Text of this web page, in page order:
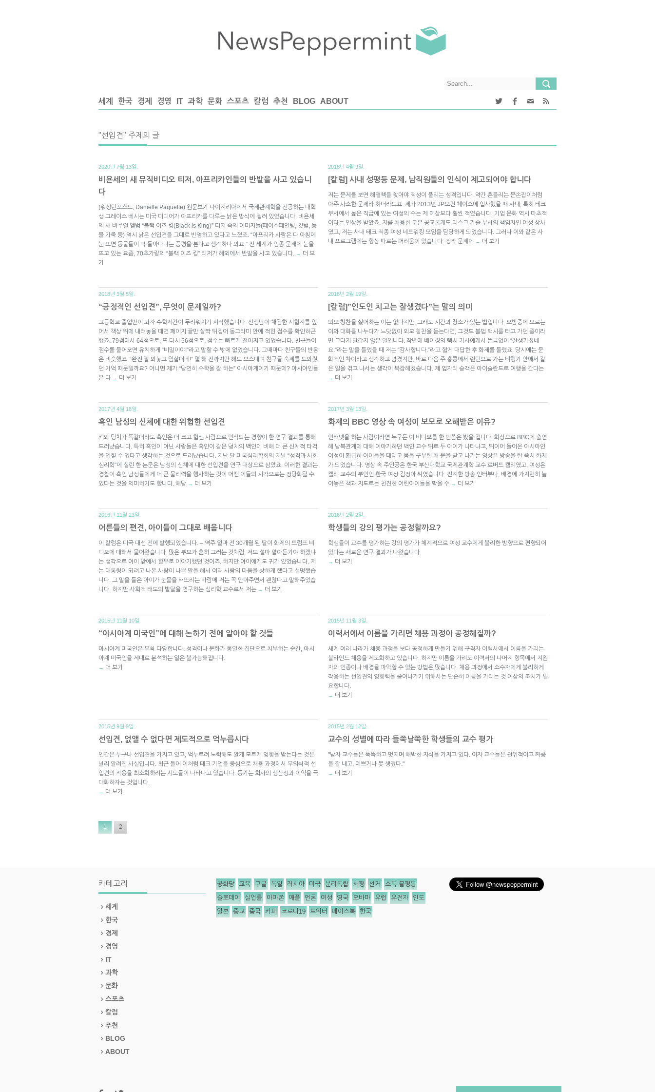
세계 한국 경제 경영 IT 과학 문화 스포츠 칼럼 추천 BLOG ABOUT
"선입견" 주제의 글
2020년 7월 13일.
비욘세의 새 뮤직비디오 티저, 아프리카인들의 반발을 사고 있습니
다
(워싱턴포스트, Danielle Paquette) 원문보기 나이지리아에서 국제관계학을 전공하는 대학
생 그레이스 베시는 미국 미디어가 아프리카를 다루는 낡은 방식에 질려 있었습니다. 비욘세
의 새 비주얼 앨범 “블랙 이즈 킹(Black is King)” 티저 속의 이미지들(페이스페인팅, 깃털, 동
물 가죽 등) 역시 낡은 선입견을 그대로 반영하고 있다고 느꼈죠. “아프리카 사람은 다 아침에
눈 뜨면 동물들이 막 돌아다니는 풍경을 본다고 생각하나 봐요.” 전 세계가 인종 문제에 눈을
뜨고 있는 요즘, 70초가량의 “블랙 이즈 킹” 티저가 해외에서 반발을 사고 있습니다. → 더 보
기
2018년 4월 9일.
[칼럼] 사내 성평등 문제, 남직원들의 인식이 제고되어야 합니다
저는 문제를 보면 해결책을 찾아야 직성이 풀리는 성격입니다. 약간 흔들리는 문손잡이처럼
아주 사소한 문제라 하더라도요. 제가 2013년 JP모건 체이스에 입사했을 때 사내, 특히 테크
부서에서 높은 직급에 있는 여성의 수는 제 예상보다 훨씬 적었습니다. 기업 문화 역시 마초적
이라는 인상을 받았죠. 저를 채용한 분은 공교롭게도 리스크 기술 부서의 책임자인 여성 상사
였고, 저는 사내 테크 직종 여성 네트워킹 모임을 담당하게 되었습니다. 그러나 이와 같은 사
내 프로그램에는 항상 따르는 어려움이 있습니다. 정작 문제에
→ 더 보기
2018년 3월 5일.
“긍정적인 선입견”, 무엇이 문제일까?
고등학교 졸업반이 되자 수학시간이 두려워지기 시작했습니다. 선생님이 채점한 시험지를 엎
어서 책상 위에 내려놓을 때면 페이지 끝만 살짝 뒤집어 동그라미 안에 적힌 점수를 확인하곤
했죠. 79점에서 64점으로, 또 다시 56점으로, 점수는 빠르게 떨어지고 있었습니다. 친구들이
점수를 물어오면 유치하게 “비밀이야!”라고 말할 수 밖에 없었습니다. 그때마다 친구들의 반응
은 비슷했죠. “완전 잘 봐놓고 엄살떠네!” 몇 해 전까지만 해도 으스대며 친구들 숙제를 도와줬
던 기억 때문일까요? 아니면 제가 “당연히 수학을 잘 하는” 아시아계이기 때문에? 아시아인들
은 다 → 더 보기
2018년 2월 19일.
[칼럼]”인도인 치고는 잘생겼다”는 말의 의미
외모 칭찬을 싫어하는 이는 없다지만, 그래도 시간과 장소가 있는 법입니다. 오밤중에 모르는
이와 대화를 나누다가 느닷없이 외모 칭찬을 듣는다면, 그것도 불법 택시를 타고 가던 중이라
면 그다지 달갑지 않은 일입니다. 작년에 베이징의 택시 기사에게서 뜬금없이 “잘생기셨네
요.”라는 말을 들었을 때 저는 “감사합니다.”라고 짧게 대답한 후 화제를 돌렸죠. 당시에는 문
화적인 차이라고 생각하고 넘겼지만, 바로 다음 주 홍콩에서 런던으로 가는 비행기 안에서 같
은 일을 겪고 나서는 생각이 복잡해졌습니다. 제 옆자리 승객은 아이슬란드로 여행을 간다는
→ 더 보기
2017년 4월 18일.
흑인 남성의 신체에 대한 위험한 선입견
키와 덩치가 똑같더라도 흑인은 더 크고 힘센 사람으로 인식되는 경향이 한 연구 결과를 통해
드러났습니다. 특히 흑인이 아닌 사람들은 흑인이 같은 덩치의 백인에 비해 더 큰 신체적 타격
을 입힐 수 있다고 생각하는 것으로 드러났습니다. 지난 달 미국심리학회의 저널 “성격과 사회
심리학”에 실린 한 논문은 남성의 신체에 대한 선입견을 연구 대상으로 삼았죠. 이러한 결과는
경찰이 흑인 남성들에게 더 큰 물리력을 행사하는 것이 어떤 이들의 시각으로는 정당화될 수
있다는 것을 의미하기도 합니다. 해당 → 더 보기
2017년 3월 13일.
화제의 BBC 영상 속 여성이 보모로 오해받은 이유?
인터넷을 하는 사람이라면 누구든 이 비디오를 한 번쯤은 봤을 겁니다. 화상으로 BBC에 출연
해 남북관계에 대해 이야기하던 백인 교수 뒤로 두 아이가 나타나고, 뒤이어 들어온 아시아인
여성이 황급히 아이들을 데리고 몸을 구부린 채 문을 닫고 나가는 영상은 방송을 탄 즉시 화제
가 되었습니다. 영상 속 주인공은 한국 부산대학교 국제관계학 교수 로버트 켈리였고, 여성은
켈리 교수의 부인인 한국 여성 김정아 씨였습니다. 진지한 방송 인터뷰나, 배경에 가지런히 늘
어놓은 책과 지도로는 천진한 어린아이들을 막을 수 → 더 보기
2016년 11월 23일.
어른들의 편견, 아이들이 그대로 배웁니다
이 칼럼은 미국 대선 전에 발행되었습니다. – 역주 얼마 전 30개월 된 딸이 화제의 트럼프 비
디오에 대해서 물어왔습니다. 많은 부모가 흔히 그러는 것처럼, 저도 설마 알아듣기야 하겠냐
는 생각으로 아이 앞에서 함부로 이야기했던 것이죠. 하지만 아이에게도 귀가 있었습니다. 저
는 대통령이 되려고 나온 사람이 나쁜 말을 해서 여러 사람의 마음을 상하게 했다고 설명했습
니다. 그 말을 들은 아이가 눈물을 터뜨리는 바람에 저는 꼭 안아주면서 괜찮다고 말해주었습
니다. 하지만 사회적 태도의 발달을 연구하는 심리학 교수로서 저는 → 더 보기
2016년 2월 2일.
학생들의 강의 평가는 공정할까요?
학생들이 교수를 평가하는 강의 평가가 체계적으로 여성 교수에게 불리한 방향으로 편향되어
있다는 새로운 연구 결과가 나왔습니다.
→ 더 보기
2015년 11월 10일.
“아시아계 미국인”에 대해 논하기 전에 알아야 할 것들
아시아계 미국인은 무척 다양합니다. 성격이나 문화가 동일한 집단으로 치부하는 순간, 아시
아계 미국인을 제대로 분석하는 일은 불가능해집니다.
→ 더 보기
2015년 11월 3일.
이력서에서 이름을 가리면 채용 과정이 공정해질까?
세계 여러 나라가 채용 과정을 보다 공정하게 만들기 위해 구직자 이력서에서 이름을 가리는
블라인드 채용을 제도화하고 있습니다. 하지만 이름을 가려도 이력서의 나머지 항목에서 지원
자의 인종이나 배경을 파악할 수 있는 방법은 많습니다. 채용 과정에서 소수자에게 불리하게
작용하는 선입견의 영향력을 줄여나가기 위해서는 단순히 이름을 가리는 것 이상의 조치가 필
요합니다.
→ 더 보기
2015년 9월 9일.
선입견, 없앨 수 없다면 제도적으로 억누릅시다
인간은 누구나 선입견을 가지고 있고, 억누르려 노력해도 알게 모르게 영향을 받는다는 것은
널리 알려진 사실입니다. 최근 들어 이처럼 테크 기업을 중심으로 채용 과정에서 무의식적 선
입견의 작용을 최소화하려는 시도들이 나타나고 있습니다. 동기는 회사의 생산성과 이익을 극
대화하자는 것입니다.
→ 더 보기
2015년 2월 12일.
교수의 성별에 따라 들쭉날쭉한 학생들의 교수 평가
"남자 교수들은 똑똑하고 멋지며 해박한 지식을 가지고 있다. 여자 교수들은 권위적이고 짜증
을 잘 내고, 예쁘거나 못 생겼다."
→ 더 보기
1 2
카테고리
세계
한국
경제
경영
IT
과학
문화
스포츠
칼럼
추천
BLOG
ABOUT
공화당 교육 구글 독일 러시아 미국 분리독립 서평 선거 소득 불평등
슬로데이 실업률 아마존 애플 언론 여성 영국 오바마 유럽 유전자 인도
일본 종교 중국 커피 코로나19 트위터 페이스북 한국